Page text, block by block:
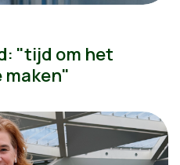
"tijd om het
maken"